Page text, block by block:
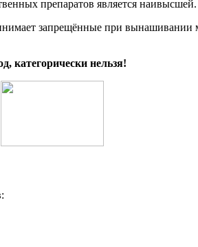
препаратов является наивысшей.
запрещённые при
категорически нельзя!